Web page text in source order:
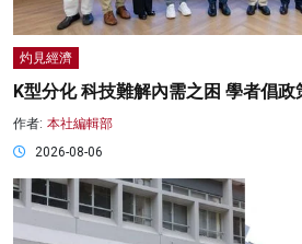
灼見經濟
K型分化 科技難解內需之困 學者倡政
作者: 本社編輯部
2026-08-06